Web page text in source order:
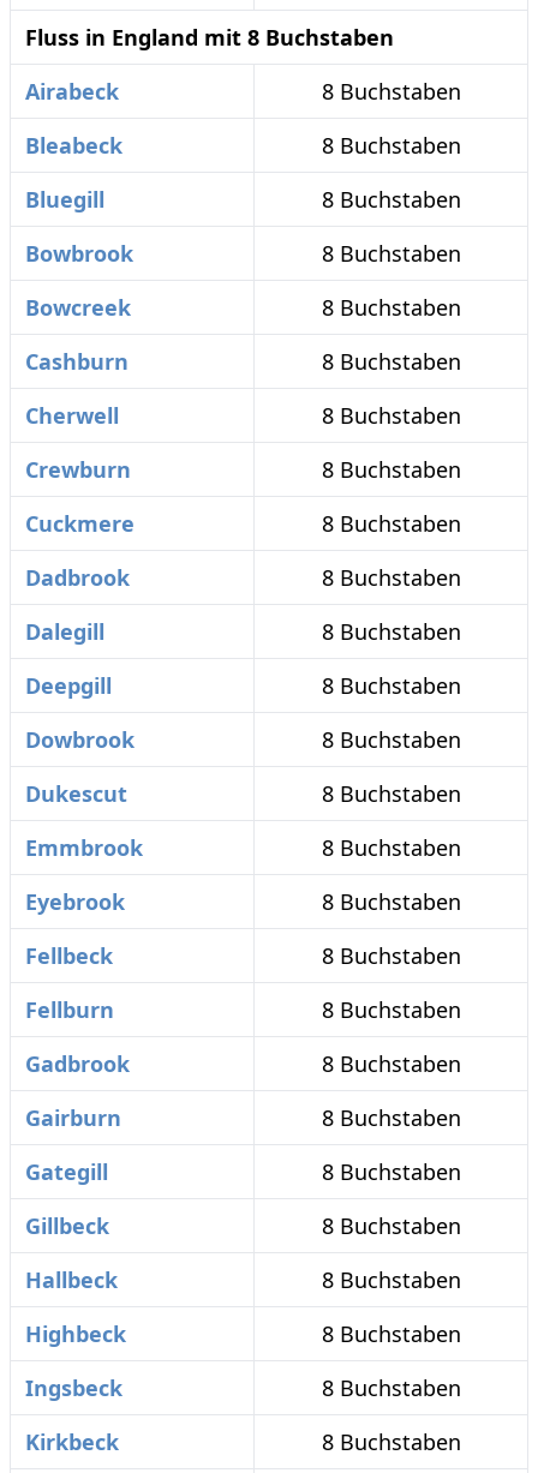
Fluss in England mit 8 Buchstaben
Airabeck
8 Buchstaben
Bleabeck
8 Buchstaben
Bluegill
8 Buchstaben
Bowbrook
8 Buchstaben
Bowcreek
8 Buchstaben
Cashburn
8 Buchstaben
Cherwell
8 Buchstaben
Crewburn
8 Buchstaben
Cuckmere
8 Buchstaben
Dadbrook
8 Buchstaben
Dalegill
8 Buchstaben
Deepgill
8 Buchstaben
Dowbrook
8 Buchstaben
Dukescut
8 Buchstaben
Emmbrook
8 Buchstaben
Eyebrook
8 Buchstaben
Fellbeck
8 Buchstaben
Fellburn
8 Buchstaben
Gadbrook
8 Buchstaben
Gairburn
8 Buchstaben
Gategill
8 Buchstaben
Gillbeck
8 Buchstaben
Hallbeck
8 Buchstaben
Highbeck
8 Buchstaben
Ingsbeck
8 Buchstaben
Kirkbeck
8 Buchstaben